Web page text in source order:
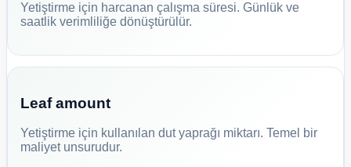
Yetiştirme için harcanan çalışma süresi. Günlük ve
saatlik verimliliğe dönüştürülür.
Leaf amount
Yetiştirme için kullanılan dut yaprağı miktarı. Temel bir
maliyet unsurudur.